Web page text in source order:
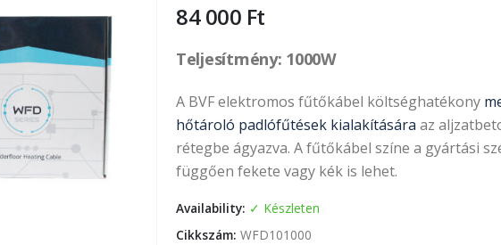
84 000 Ft
Teljesítmény: 1000W
A BVF elektromos fűtőkábel költséghatékony
hőtároló padlófűtések kialakítására az
rétegbe ágyazva. A fűtőkábel színe a gyártási
függően fekete vagy kék is lehet.
Availability:
Készleten
Cikkszám: WFD101000